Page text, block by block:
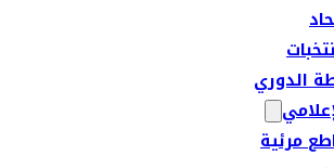
الدوري
مرئية